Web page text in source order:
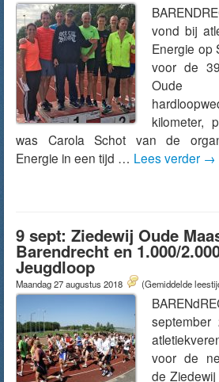
vond bij
Energie op
voor de
Oude
kilometer,
was Carola Schot van de
Energie in een tijd … Lees verder →
9 sept: Ziedewij Oude
Barendrecht en 1.000/
Jeugdloop
Maandag 27 augustus 2018 (Gemiddelde
voor de
de